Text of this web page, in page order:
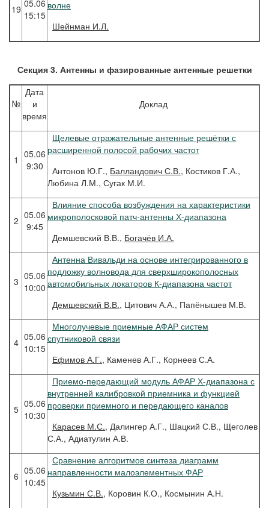
19 05.06
15:15
волне
Шейнман И.Л.
Секция 3. Антенны и фазированные антенные решетки
№
Дата
и
время
Доклад
1 05.06
9:30
Щелевые отражательные антенные решётки с
расширенной полосой рабочих частот
Антонов Ю.Г., Балландович С.В., Костиков Г.А.,
Любина Л.М., Сугак М.И.
2 05.06
9:45
Влияние способа возбуждения на характеристики
микрополосковой патч-антенны Х-диапазона
Демшевский В.В., Богачёв И.А.
3 05.06
10:00
Антенна Вивальди на основе интегрированного в
подложку волновода для сверхширокополосных
автомобильных локаторов К-диапазона частот
Демшевский В.В., Цитович А.А., Папёнышев М.В.
4 05.06
10:15
Многолучевые приемные АФАР систем
спутниковой связи
Ефимов А.Г., Каменев А.Г., Корнеев С.А.
5 05.06
10:30
Приемо-передающий модуль АФАР Х-диапазона с
внутренней калибровкой приемника и функцией
проверки приемного и передающего каналов
Карасев М.С., Далингер А.Г., Шацкий С.В., Щеголев
С.А., Адиатулин А.В.
6 05.06
10:45
Сравнение алгоритмов синтеза диаграмм
направленности малоэлементных ФАР
Кузьмин С.В., Коровин К.О., Космынин А.Н.